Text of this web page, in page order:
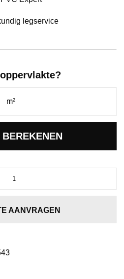
legservice
AANVRAGEN